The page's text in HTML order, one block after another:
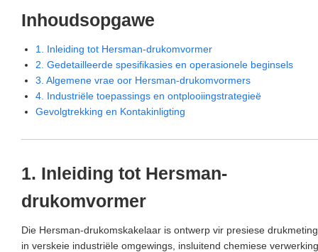
Inhoudsopgawe
1. Inleiding tot Hersman-drukomvormer
2. Gedetailleerde spesifikasies en operasionele beginsels
3. Algemene vrae oor Hersman-drukomvormers
4. Industriële toepassings en ontplooiingstrategieë
Gevolgtrekking en Kontakinligting
1. Inleiding tot Hersman-
drukomvormer
Die Hersman-drukomskakelaar is ontwerp vir presiese drukmeting
in verskeie industriële omgewings, insluitend chemiese